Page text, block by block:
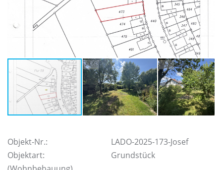
Objekt-Nr.:
LADO-2025-173-Josef
Objektart:
Grundstück